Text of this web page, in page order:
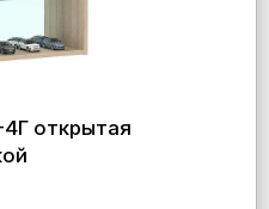
открытая